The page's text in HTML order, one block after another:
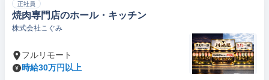
正社員
焼肉専門店のホール・キッチン
株式会社こぐみ
フルリモート
時給30万円以上